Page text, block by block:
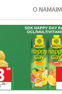
O NAMA